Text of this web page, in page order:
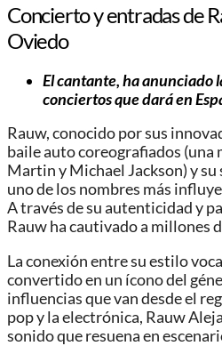
Concierto y entradas de
Oviedo
El cantante, ha anunciado
conciertos que dará en
Rauw, conocido por sus
baile auto coreografiados (una
Martin y Michael Jackson) y su
uno de los nombres más
A través de su autenticidad y
Rauw ha cautivado a millones
La conexión entre su estilo
convertido en un ícono del
influencias que van desde el
pop y la electrónica, Rauw
sonido que resuena en